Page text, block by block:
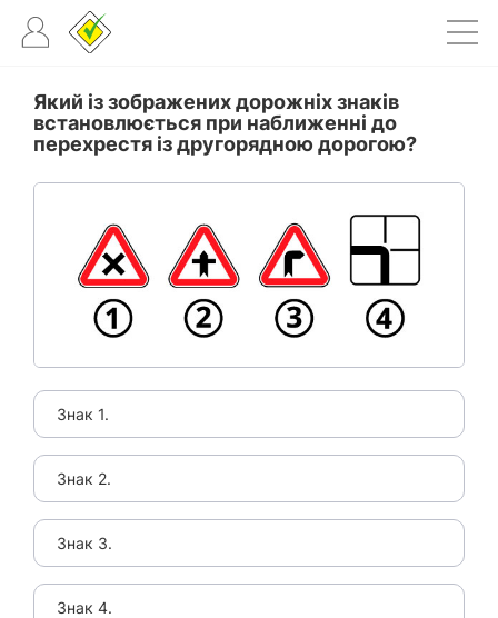
Який із зображених дорожніх знаків
встановлюється при наближенні до
перехрестя із другорядною дорогою?
Знак 1.
Знак 2.
Знак 3.
Знак 4.